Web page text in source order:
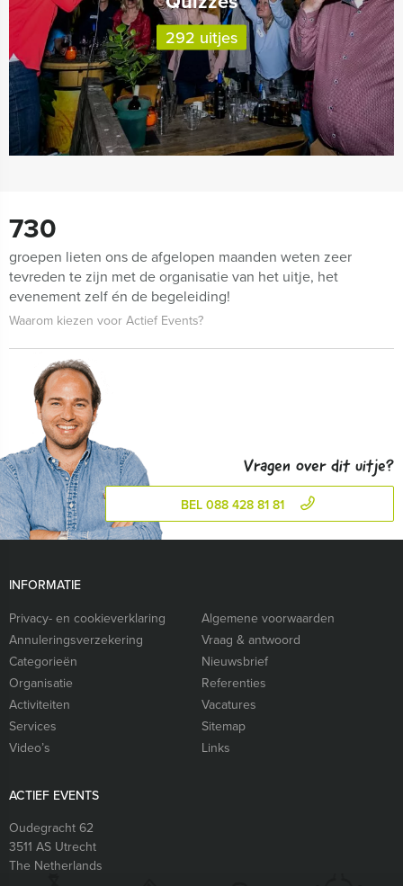
292 uitjes
730
groepen lieten ons de afgelopen maanden weten zeer
tevreden te zijn met de organisatie van het uitje, het
evenement zelf én de begeleiding!
Waarom kiezen voor Actief Events?
Vragen over dit uitje?
BEL 088 428 81 81
INFORMATIE
Privacy- en cookieverklaring
Algemene voorwaarden
Annuleringsverzekering
Vraag & antwoord
Categorieën
Nieuwsbrief
Organisatie
Referenties
Activiteiten
Vacatures
Services
Sitemap
Video’s
Links
ACTIEF EVENTS
Oudegracht 62
3511 AS Utrecht
The Netherlands